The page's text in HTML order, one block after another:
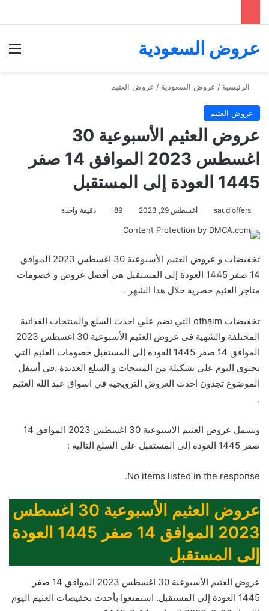
عروض السعودية
الرئيسية / عروض السعودية / عروض العثيم
عروض العثيم
عروض العثيم الأسبوعية 30
اغسطس 2023 الموافق 14 صفر
1445 العودة إلى المستقبل
saudioffers أغسطس 29, 2023 89 دقيقة واحدة
تخفيضات و عروض العثيم الأسبوعية 30 اغسطس 2023 الموافق
14 صفر 1445 العودة إلى المستقبل هي أفضل عروض و خصومات
متاجر العثيم حصرية خلال هدا الشهر .
تخفيضات othaim التي تضم علي احدث السلع والمنتجات الغذائية
المختلفة والشهية في عروض العثيم الأسبوعية 30 اغسطس 2023
الموافق 14 صفر 1445 العودة إلى المستقبل خصومات العثيم التي
تحتوي اليوم علي تشكيلة من المنتجات و السلع العديدة .في أسفل
الموضوع تجدون أحدث العروض الترويجية في اسواق عبد الله العثيم
.
وتشمل عروض العثيم الأسبوعية 30 اغسطس 2023 الموافق 14
صفر 1445 العودة إلى المستقبل على السلع التالية :
No items listed in the response.
عروض العثيم الأسبوعية 30 اغسطس
2023 الموافق 14 صفر 1445 العودة
إلى المستقبل
عروض العثيم الأسبوعية 30 اغسطس 2023 الموافق 14 صفر
1445 العودة إلى المستقبل. استمتعوا بأحدث تخفيضات العثيم اليوم